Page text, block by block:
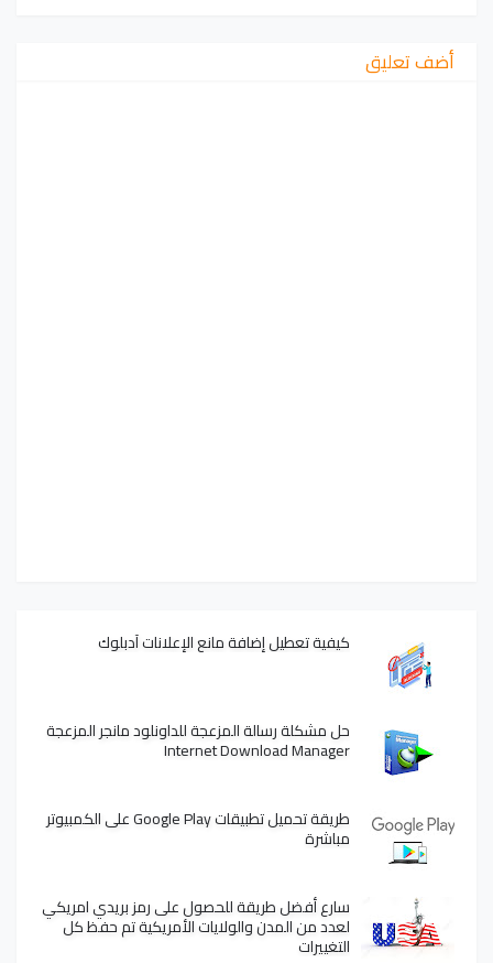
أضف تعليق
كيفية تعطيل إضافة مانع الإعلانات آدبلوك
حل مشكلة رسالة المزعجة للداونلود مانجر المزعجة
Internet Download Manager
طريقة تحميل تطبيقات Google Play على الكمبيوتر
مباشرة
سارع أفضل طريقة للحصول على رمز بريدي امريكي
لعدد من المدن والولايات الأمريكية تم حفظ كل
التغييرات